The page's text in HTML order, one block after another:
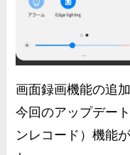
画面録画機能の追加
今回のアップデー
ンレコード）機能